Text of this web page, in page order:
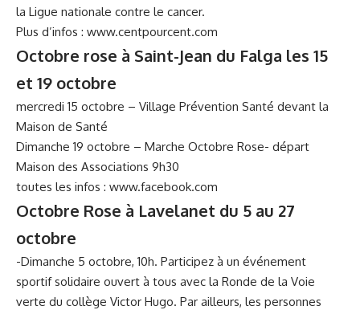
la Ligue nationale contre le cancer.
Plus d’infos : www.centpourcent.com
Octobre rose à Saint-Jean du Falga les 15
et 19 octobre
mercredi 15 octobre – Village Prévention Santé devant la
Maison de Santé
Dimanche 19 octobre – Marche Octobre Rose- départ
Maison des Associations 9h30
toutes les infos : www.facebook.com
Octobre Rose à Lavelanet du 5 au 27
octobre
-Dimanche 5 octobre, 10h. Participez à un événement
sportif solidaire ouvert à tous avec la Ronde de la Voie
verte du collège Victor Hugo. Par ailleurs, les personnes